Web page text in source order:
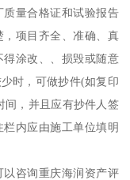
量合格证和试验报告
项目齐全、准确、真
涂改、、损毁或随意
时，可做抄件(如复印
间，并且应有抄件人签
内应由施工单位填明
咨询重庆海润资产评